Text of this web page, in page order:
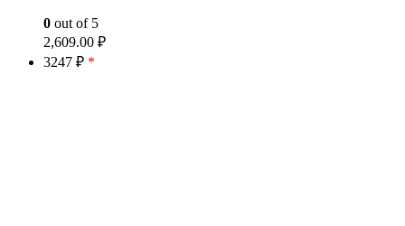
0 out of 5
2,609.00 ₽
3247 ₽ *